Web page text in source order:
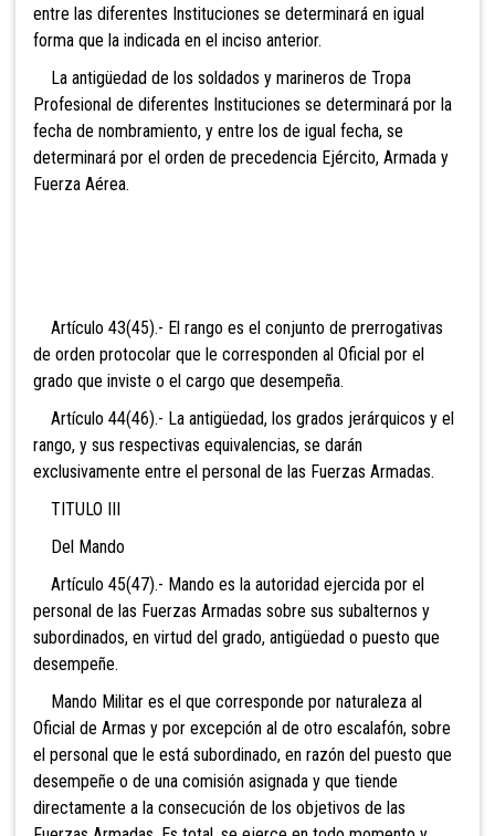
entre las diferentes Instituciones se determinará en igual
forma que la indicada en el inciso anterior.
La antigüedad de los soldados y marineros de Tropa
Profesional de diferentes Instituciones se determinará por la
fecha de nombramiento, y entre los de igual fecha, se
determinará por el orden de precedencia Ejército, Armada y
Fuerza Aérea.
Artículo 43(45).- El rango es el conjunto de prerrogativas
de orden protocolar que le corresponden al Oficial por el
grado que inviste o el cargo que desempeña.
Artículo 44(46).- La antigüedad, los grados jerárquicos y el
rango, y sus respectivas equivalencias, se darán
exclusivamente entre el personal de las Fuerzas Armadas.
TITULO III
Del Mando
Artículo 45(47).- Mando es la autoridad ejercida por el
personal de las Fuerzas Armadas sobre sus subalternos y
subordinados, en virtud del grado, antigüedad o puesto que
desempeñe.
Mando Militar es el que corresponde por naturaleza al
Oficial de Armas y por excepción al de otro escalafón, sobre
el personal que le está subordinado, en razón del puesto que
desempeñe o de una comisión asignada y que tiende
directamente a la consecución de los objetivos de las